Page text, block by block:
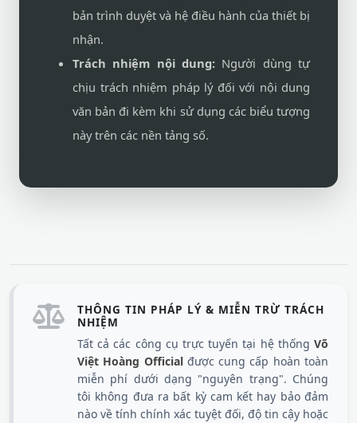
bản trình duyệt và hệ điều hành của thiết bị
nhận.
Trách nhiệm nội dung: Người dùng tự
chịu trách nhiệm pháp lý đối với nội dung
văn bản đi kèm khi sử dụng các biểu tượng
này trên các nền tảng số.
THÔNG TIN PHÁP LÝ & MIỄN TRỪ TRÁCH
NHIỆM
Tất cả các công cụ trực tuyến tại hệ thống Võ
Việt Hoàng Officialđược cung cấp hoàn toàn
miễn phí dưới dạng "nguyên trạng". Chúng
tôi không đưa ra bất kỳ cam kết hay bảo đảm
nào về tính chính xác tuyệt đối, độ tin cậy hoặc